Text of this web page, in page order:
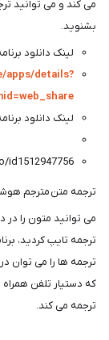
بشنوید.
لینک دانلود
apps/details?
لینک دانلود
id1512947756
ترجمه متن مترجم
می توانید متون را در
ترجمه تایپ کردید،
ترجمه می کند.